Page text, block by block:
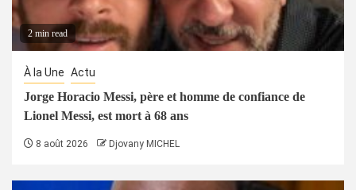
2 min read
À la Une Actu
Jorge Horacio Messi, père et homme de confiance de
Lionel Messi, est mort à 68 ans
8 août 2026 Djovany MICHEL